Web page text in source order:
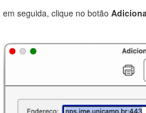
em seguida, clique no botão